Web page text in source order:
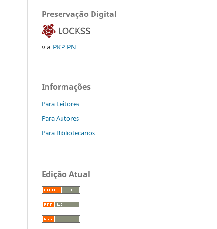
Preservação Digital
via PKP PN
Informações
Para Leitores
Para Autores
Para Bibliotecários
Edição Atual